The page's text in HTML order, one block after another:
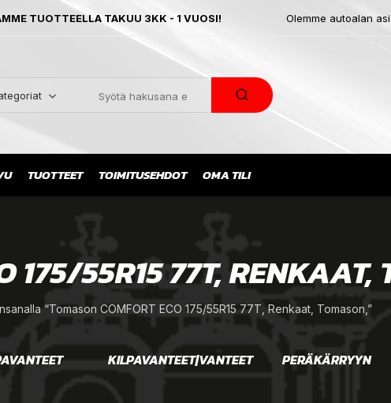
TUOTTEELLA TAKUU 3KK - 1 VUOSI! Olemme autoalan
TUOTTEET TOIMITUSEHDOT OMA TILI
175/55R15 77T, RENKAAT,
“Tomason COMFORT ECO 175/55R15 77T, Renkaat, Tomason,”
KILPAVANTEET|VANTEET PERÄKÄRRYYN